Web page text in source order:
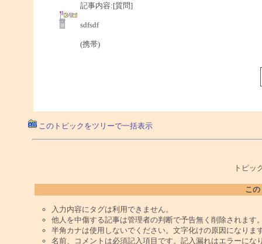
記事内容:[質問]
sdfsdf
(携帯)
このトピックをツリーで一括表示
トピッ
こ
入力内容にタグは利用できません。
他人を中傷する記事は管理者の判断で予告無く削除されます
半角カナは使用しないでください。文字化けの原因になりま
名前、コメントは必須記入項目です。記入漏れはエラーにな